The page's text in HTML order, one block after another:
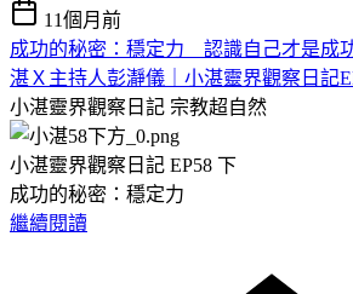
11個月前
成功的秘密：穩定力 認識自己才是成
湛Ｘ主持人彭瀞儀｜小湛靈界觀察日記
小湛靈界觀察日記 宗教超自然
小湛靈界觀察日記 EP58 下
成功的秘密：穩定力
繼續閱讀